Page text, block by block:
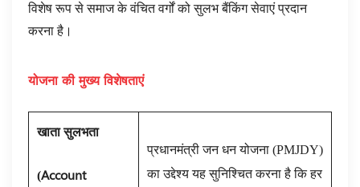
विशेष रूप से समाज के वंचित वर्गों को सुलभ बैंकिंग सेवाएं प्रदान
करना है।
योजना की मुख्य विशेषताएं
खाता सुलभता
(Account
प्रधानमंत्री जन धन योजना (PMJDY)
का उद्देश्य यह सुनिश्चित करना है कि हर